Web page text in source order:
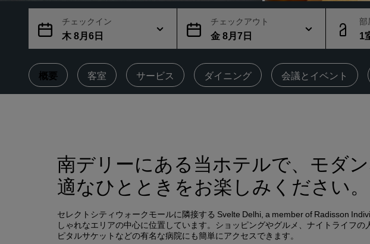
チェックイン
木 8月6日
チェックアウト
金 8月7日
部
1
概要 客室 サービス ダイニング ‌会議とイベント
南デリーにある当ホテルで、モダ
適なひとときをお楽しみください。
セレクトシティウォークモールに隣接する Svelte Delhi, a member of Radisson
しゃれなエリアの中心に位置しています。ショッピングやグルメ、ナイトライフ
ピタルサケットなどの有名な病院にも簡単にアクセスできます。